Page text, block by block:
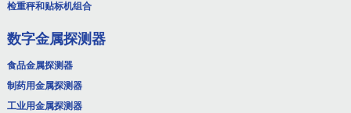
检重秤和贴标机组合
数字金属探测器
食品金属探测器
制药用金属探测器
工业用金属探测器